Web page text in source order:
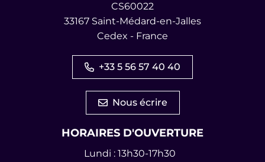
CS60022
33167 Saint-Médard-en-Jalles
Cedex - France
+33 5 56 57 40 40
Nous écrire
HORAIRES D'OUVERTURE
Lundi : 13h30-17h30